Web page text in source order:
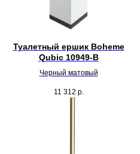
Туалетный ершик Boheme
Qubic 10949-B
Черный матовый
11 312 р.